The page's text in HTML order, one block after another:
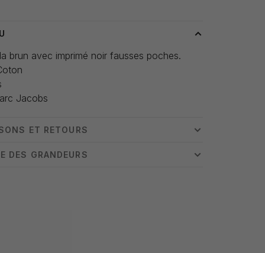
brun avec imprimé noir fausses poches.
Jacobs
ET RETOURS
DES GRANDEURS